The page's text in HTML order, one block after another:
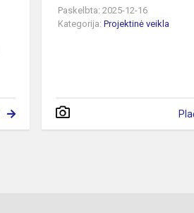
Paskelbta: 2025-12-16
Kategorija:Projektinė veikla